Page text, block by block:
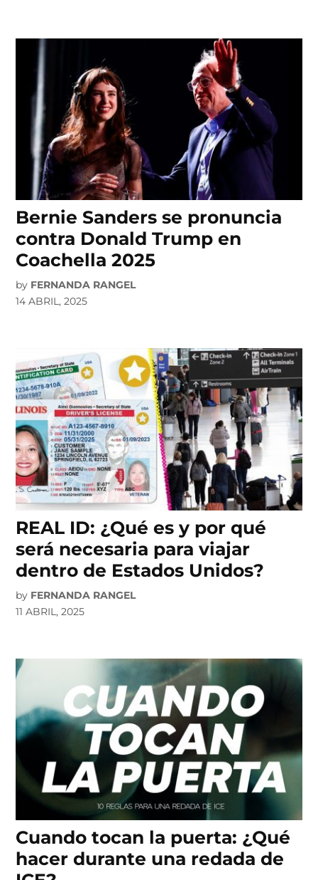
Bernie Sanders se pronuncia
contra Donald Trump en
Coachella 2025
by FERNANDA RANGEL
14 ABRIL, 2025
REAL ID: ¿Qué es y por qué
será necesaria para viajar
dentro de Estados Unidos?
by FERNANDA RANGEL
11 ABRIL, 2025
Cuando tocan la puerta: ¿Qué
hacer durante una redada de